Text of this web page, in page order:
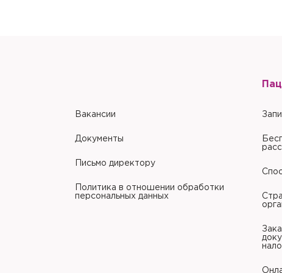
Вакансии
Документы
Письмо директору
Политика в отношении обработки
персональных данных